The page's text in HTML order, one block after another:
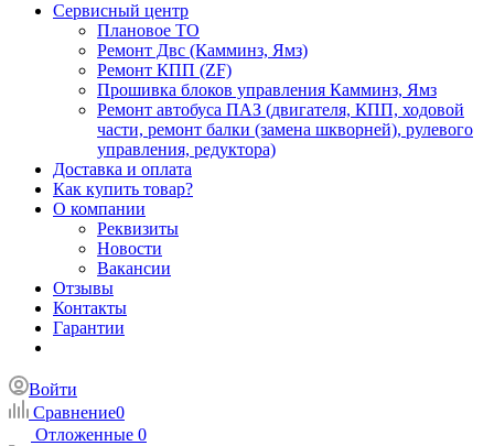
Сервисный центр
Плановое ТО
Ремонт Двс (Камминз, Ямз)
Ремонт КПП (ZF)
Прошивка блоков управления Камминз, Ямз
Ремонт автобуса ПАЗ (двигателя, КПП, ходовой
части, ремонт балки (замена шкворней), рулевого
управления, редуктора)
Доставка и оплата
Как купить товар?
О компании
Реквизиты
Новости
Вакансии
Отзывы
Контакты
Гарантии
Войти
Сравнение0
Отложенные 0